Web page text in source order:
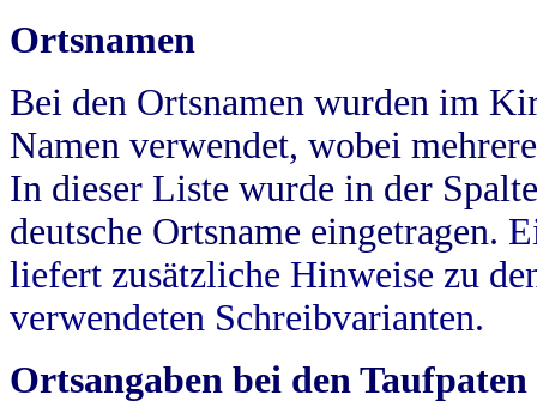
Ortsnamen
Bei den Ortsnamen wurden im
Namen verwendet, wobei
In dieser Liste wurde in der
deutsche Ortsname eingetragen.
liefert zusätzliche Hinweise zu
verwendeten Schreibvarianten.
Ortsangaben bei den Taufpaten